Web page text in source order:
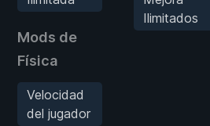
Mods de
Física
Velocidad
del jugador
Ilimitados